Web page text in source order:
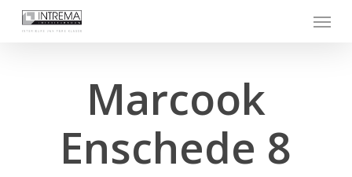
Menu
Marcook
Enschede 8